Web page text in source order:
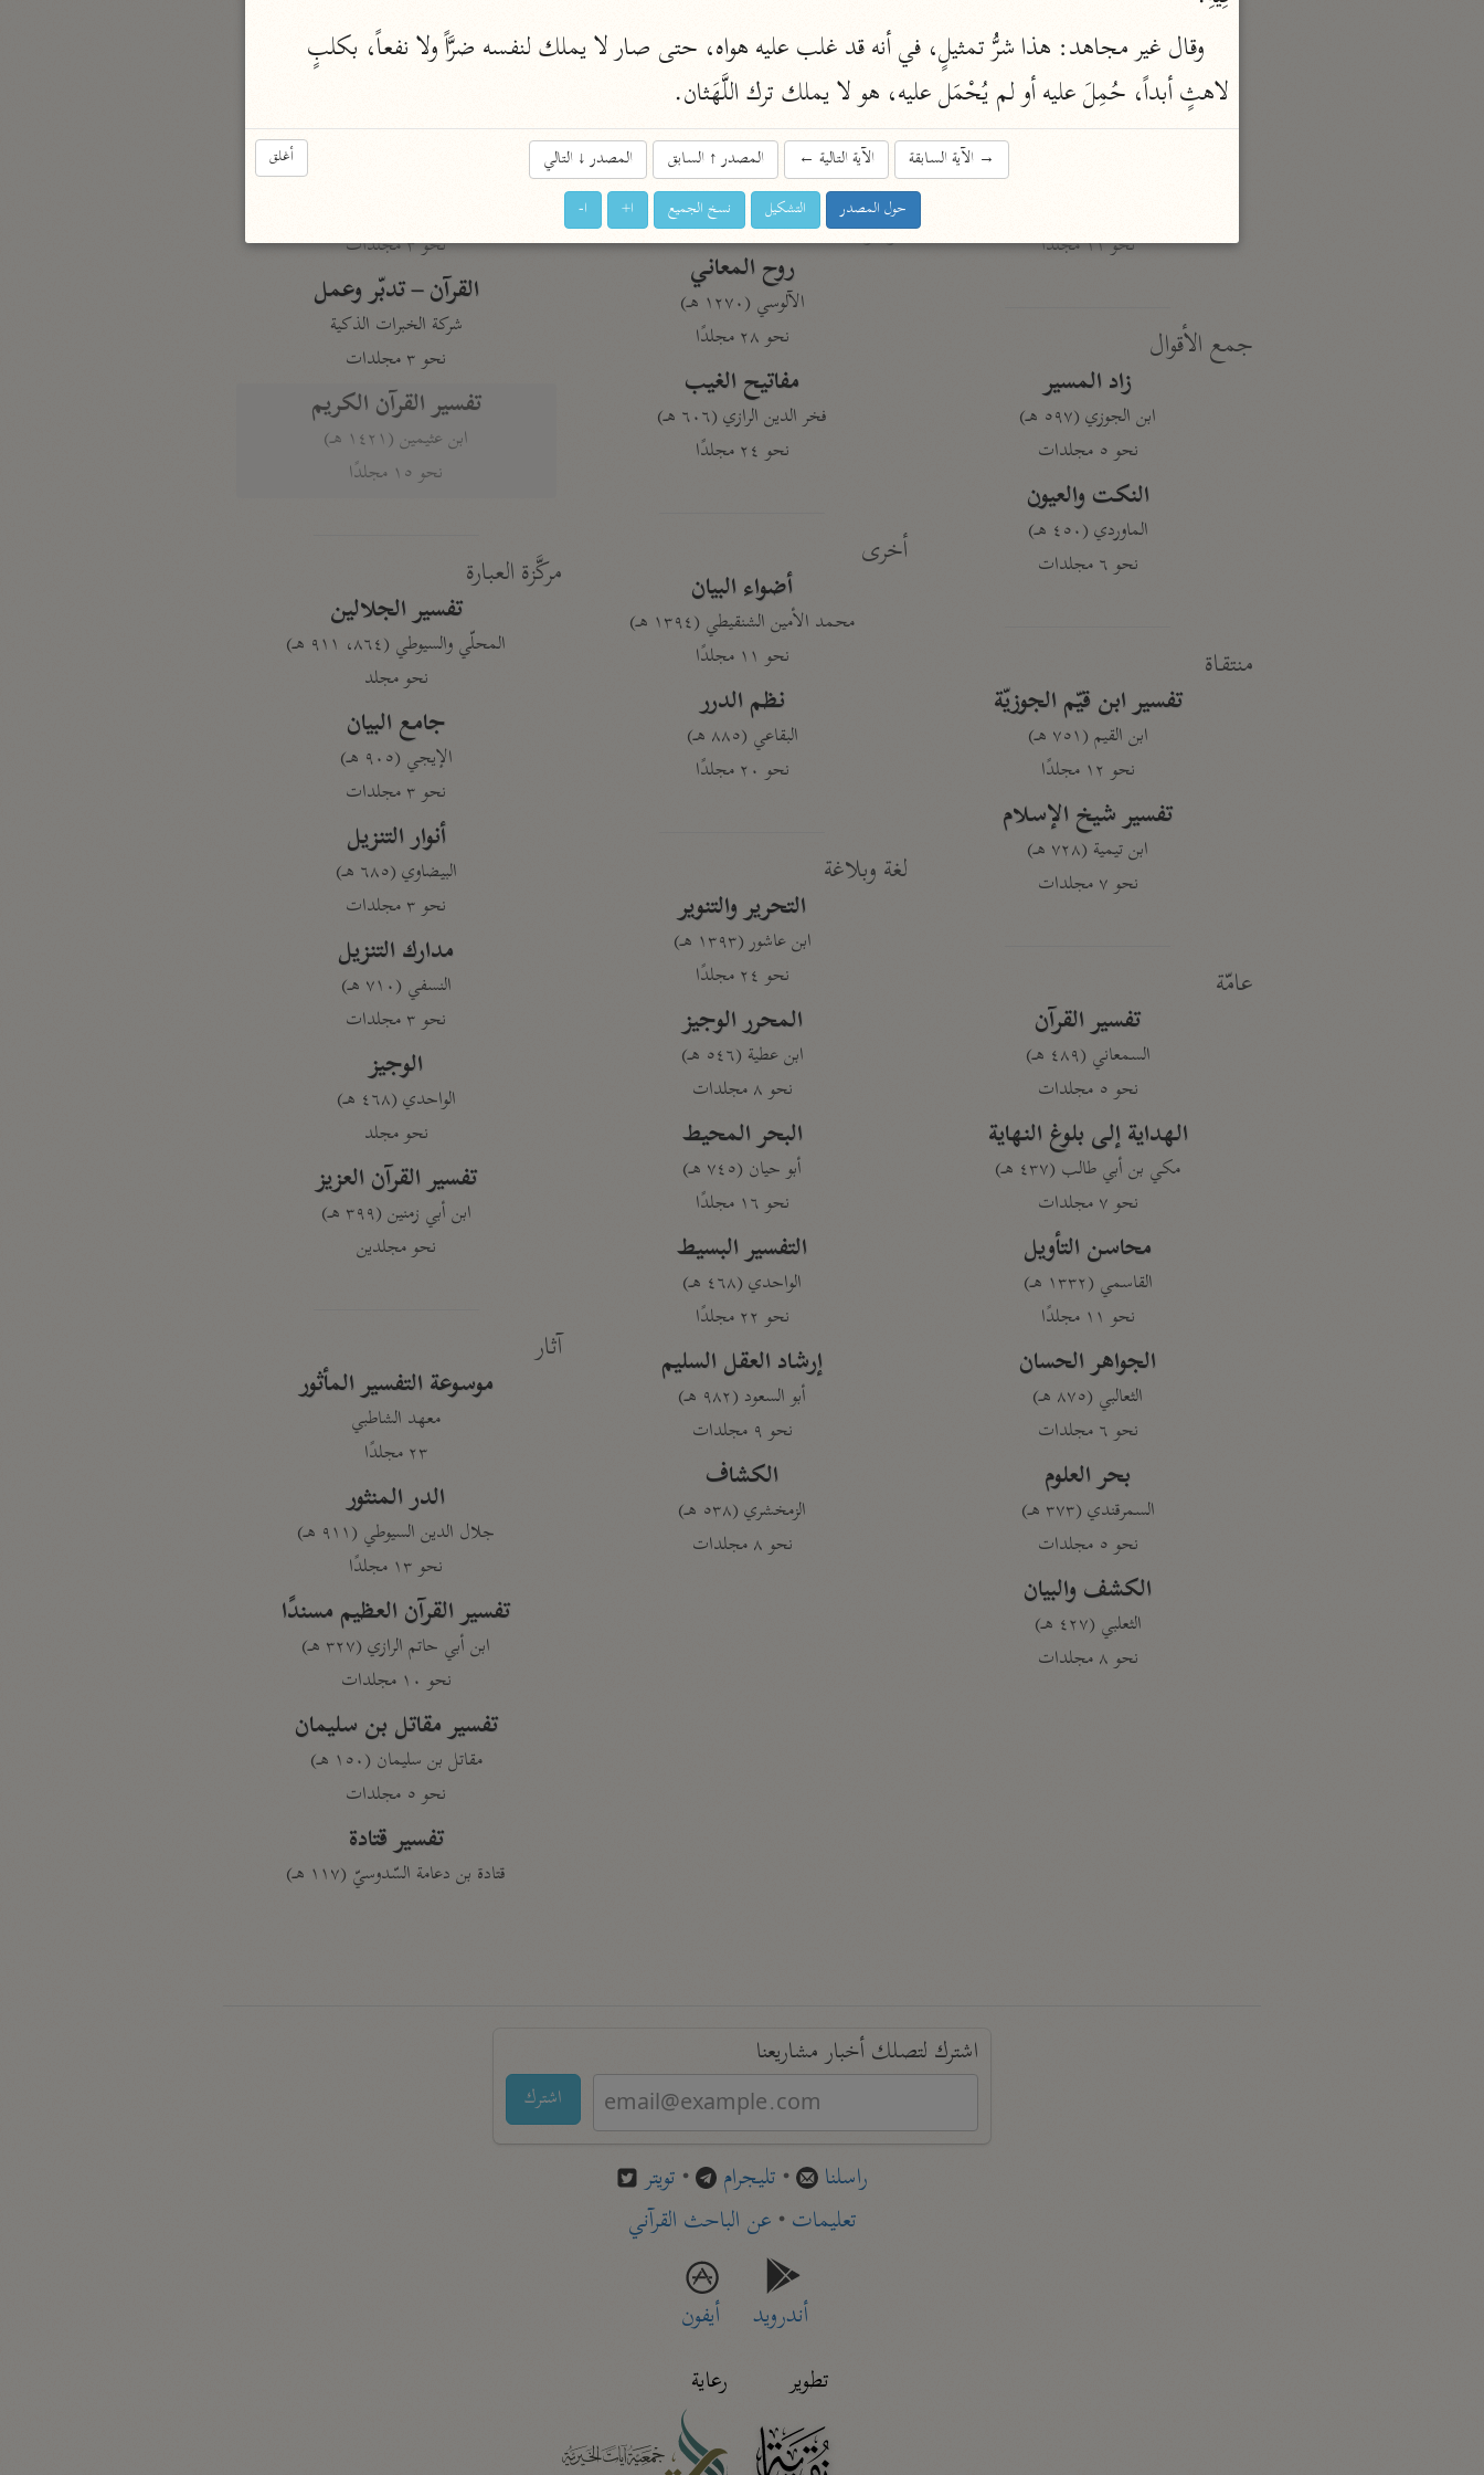
الجامع لأحكام القرآن
القرطبي (٦٧١ هـ)
نحو ٢٤ مجلدًا
نحو ١١ مجلدًا
جمع الأقوال
زاد المسير
ابن الجوزي (٥٩٧ هـ)
نحو ٥ مجلدات
النكت والعيون
الماوردي (٤٥٠ هـ)
نحو ٦ مجلدات
منتقاة
تفسير ابن قيّم الجوزيّة
ابن القيم (٧٥١ هـ)
نحو ١٢ مجلدًا
تفسير شيخ الإسلام
ابن تيمية (٧٢٨ هـ)
نحو ٧ مجلدات
عامّة
تفسير القرآن
السمعاني (٤٨٩ هـ)
نحو ٥ مجلدات
الهداية إلى بلوغ النهاية
مكي بن أبي طالب (٤٣٧ هـ)
نحو ٧ مجلدات
محاسن التأويل
القاسمي (١٣٣٢ هـ)
نحو ١١ مجلدًا
الجواهر الحسان
الثعالبي (٨٧٥ هـ)
نحو ٦ مجلدات
بحر العلوم
السمرقندي (٣٧٣ هـ)
نحو ٥ مجلدات
الكشف والبيان
الثعلبي (٤٢٧ هـ)
نحو ٨ مجلدات
التسهيل لعلوم التنزيل
ابن جُزَيّ (٧٤١ هـ)
نحو ٣ مجلدات
موسوعات
روح المعاني
الآلوسي (١٢٧٠ هـ)
نحو ٢٨ مجلدًا
مفاتيح الغيب
فخر الدين الرازي (٦٠٦ هـ)
نحو ٢٤ مجلدًا
أخرى
أضواء البيان
محمد الأمين الشنقيطي (١٣٩٤ هـ)
نحو ١١ مجلدًا
نظم الدرر
البقاعي (٨٨٥ هـ)
نحو ٢٠ مجلدًا
لغة وبلاغة
التحرير والتنوير
ابن عاشور (١٣٩٣ هـ)
نحو ٢٤ مجلدًا
المحرر الوجيز
ابن عطية (٥٤٦ هـ)
نحو ٨ مجلدات
البحر المحيط
أبو حيان (٧٤٥ هـ)
نحو ١٦ مجلدًا
التفسير البسيط
الواحدي (٤٦٨ هـ)
نحو ٢٢ مجلدًا
إرشاد العقل السليم
أبو السعود (٩٨٢ هـ)
نحو ٩ مجلدات
الكشاف
الزمخشري (٥٣٨ هـ)
نحو ٨ مجلدات
تيسير الكريم الرحمن
نحو ٤ مجلدات
نحو ٣ مجلدات
القرآن – تدبّر وعمل
شركة الخبرات الذكية
نحو ٣ مجلدات
تفسير القرآن الكريم
ابن عثيمين (١٤٢١ هـ)
نحو ١٥ مجلدًا
مركَّزة العبارة
تفسير الجلالين
المحلّي والسيوطي (٨٦٤، ٩١١ هـ)
نحو مجلد
جامع البيان
الإيجي (٩٠٥ هـ)
نحو ٣ مجلدات
أنوار التنزيل
البيضاوي (٦٨٥ هـ)
نحو ٣ مجلدات
مدارك التنزيل
النسفي (٧١٠ هـ)
نحو ٣ مجلدات
الوجيز
الواحدي (٤٦٨ هـ)
نحو مجلد
تفسير القرآن العزيز
ابن أبي زمنين (٣٩٩ هـ)
نحو مجلدين
آثار
موسوعة التفسير المأثور
معهد الشاطبي
٢٣ مجلدًا
الدر المنثور
جلال الدين السيوطي (٩١١ هـ)
نحو ١٣ مجلدًا
تفسير القرآن العظيم مسندًا
ابن أبي حاتم الرازي (٣٢٧ هـ)
نحو ١٠ مجلدات
تفسير مقاتل بن سليمان
مقاتل بن سليمان (١٥٠ هـ)
نحو ٥ مجلدات
تفسير قتادة
قتادة بن دعامة السّدوسيّ (١١٧ هـ)
اشترك لتصلك أخبار مشاريعنا
اشترك
راسلنا • تليجرام • تويتر
تعليمات• عن الباحث القرآني
أندرويد
أيفون
تطوير
رعاية
لاهثٍ أبداً، حُمِلَ عليه أو لم يُحْمَل عليه، هو لا يملك ترك اللَّهَثان.
أغلق →الآية السابقة الآية التالية ← المصدر↑السابق المصدر↓التالي
حول المصدر التشكيل نسخ الجميع ا+ ا-